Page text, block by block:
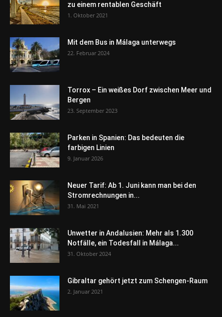
zu einem rentablen Geschäft
1. Oktober 2021
Mit dem Bus in Málaga unterwegs
22. Februar 2024
Torrox – Ein weißes Dorf zwischen Meer und
Bergen
23. September 2023
Parken in Spanien: Das bedeuten die
farbigen Linien
9. Januar 2026
Neuer Tarif: Ab 1. Juni kann man bei den
Stromrechnungen in...
31. Mai 2021
Unwetter in Andalusien: Mehr als 1.300
Notfälle, ein Todesfall in Málaga...
31. Oktober 2024
Gibraltar gehört jetzt zum Schengen-Raum
2. Januar 2021